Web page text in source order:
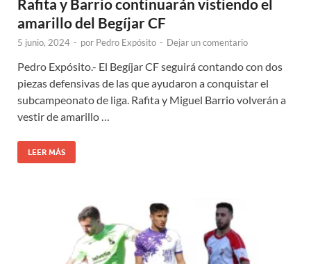
Rafita y Barrio continuarán vistiendo el
amarillo del Begíjar CF
5 junio, 2024 - por Pedro Expósito - Dejar un comentario
Pedro Expósito.- El Begíjar CF seguirá contando con dos
piezas defensivas de las que ayudaron a conquistar el
subcampeonato de liga. Rafita y Miguel Barrio volverán a
vestir de amarillo …
LEER MÁS